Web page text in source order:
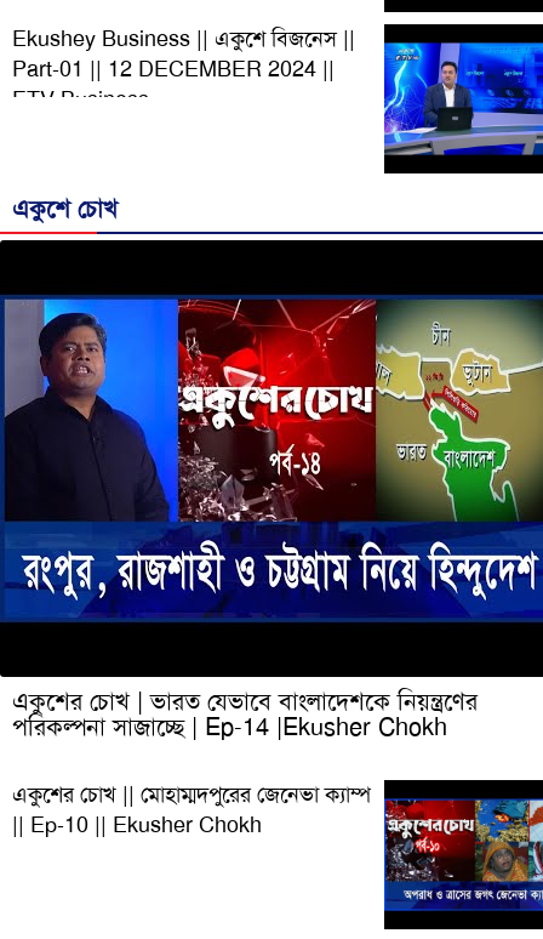
Ekushey Business || একুশে বিজনেস ||
Part-01 || 12 DECEMBER 2024 ||
ETV Business
একুশে চোখ
একুশের চোখ | ভারত যেভাবে বাংলাদেশকে নিয়ন্ত্রণের
পরিকল্পনা সাজাচ্ছে | Ep-14 |Ekusher Chokh
একুশের চোখ || মোহাম্মদপুরের জেনেভা ক্যাম্প
|| Ep-10 || Ekusher Chokh